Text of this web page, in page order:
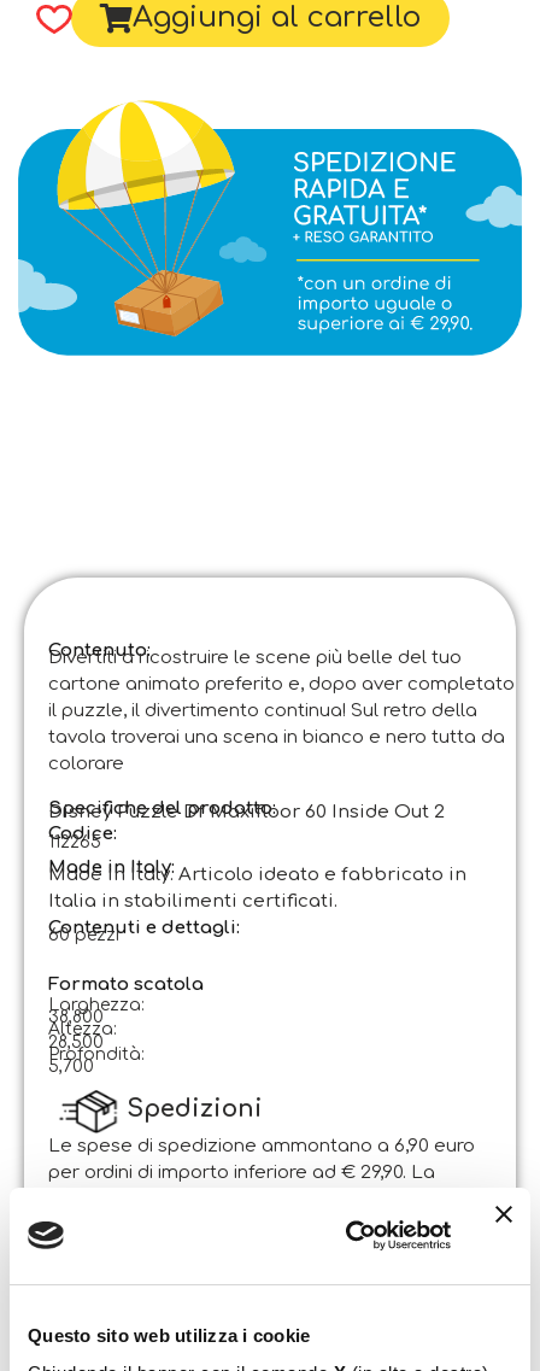
Questo sito web utilizza i cookie
Aggiungi al carrello
Contenuto:
Divertiti a ricostruire le scene più belle del tuo
cartone animato preferito e, dopo aver completato
il puzzle, il divertimento continua! Sul retro della
tavola troverai una scena in bianco e nero tutta da
colorare
Specifiche del prodotto:
Disney Puzzle Df Maxifloor 60 Inside Out 2
Codice:
112265
Made in Italy:
Made in Italy. Articolo ideato e fabbricato in
Italia in stabilimenti certificati.
Contenuti e dettagli:
60 pezzi
Formato scatola
Larghezza:
38,800
Altezza:
28,500
Profondità:
5,700
Spedizioni
Le spese di spedizione ammontano a 6,90 euro
per ordini di importo inferiore ad € 29,90. La
superiore.